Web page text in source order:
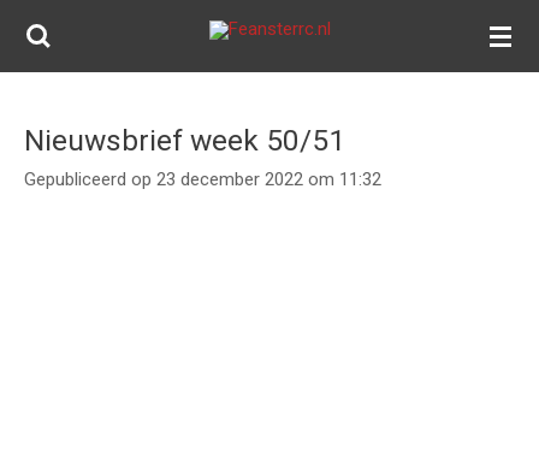
Ga
hoofdinhoud
Nieuwsbrief week 50/51
Gepubliceerd op 23 december 2022 om 11:32